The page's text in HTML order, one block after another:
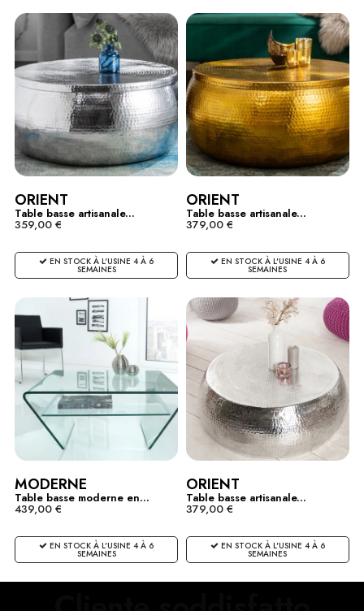
ORIENT
Table basse artisanale...
359,00 €
EN STOCK À L'USINE 4 À 6
SEMAINES
ORIENT
Table basse artisanale...
379,00 €
EN STOCK À L'USINE 4 À 6
SEMAINES
MODERNE
Table basse moderne en...
439,00 €
EN STOCK À L'USINE 4 À 6
SEMAINES
ORIENT
Table basse artisanale...
379,00 €
EN STOCK À L'USINE 4 À 6
SEMAINES